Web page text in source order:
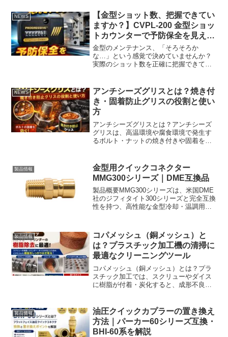
NEWS
【金型ショット数、把握できてい
ますか？】CVPL-200 金型ショッ
トカウンターで予防保全を見える
化
金型のメンテナンス、「そろそろか
な…」という感覚で決めていませんか？
実際のショット数を正確に把握できてい
ー故障のリスクが高まります。そこで活
躍するのがCVPL-200 ...
NEWS
アンチシーズグリスとは？焼き付
き・固着防止グリスの役割と使い
方
アンチシーズグリスとは？アンチシーズ
グリスは、高温環境や腐食環境で発生す
るボルト・ナットの焼き付きや固着を防
使用され、分解整備時のトラブル防止に
役立ちます。 🔵A...
製品情報
金型用クイックコネクター
MMG300シリーズ｜DME互換品
製品概要MMG300シリーズは、米国DME
社のジフィタイト300シリーズと完全互換
性を持つ、高性能な金型冷却・温調用ク
用をサポートします。特長 完全互換性：
DME300...
製品情報
コパメッシュ（銅メッシュ）と
は？プラスチック加工機の清掃に
最適なクリーニングツール
コパメッシュ（銅メッシュ）とは？プラ
スチック加工では、スクリューやダイス
に樹脂が付着・炭化すると、成形不良や
ているのが**コパメッシュ（銅メッシ
ュ）**です。コパメッシ...
製品情報
油圧クイックカプラーの置き換え
方法｜パーカー60シリーズ互換・
BHI-60系を解説